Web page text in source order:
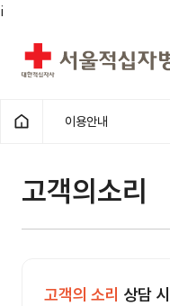
i
서울적십자병원
홈으로 1차메뉴
이용안내
고객의소리 |
고객의소리
고객의 소리 상담